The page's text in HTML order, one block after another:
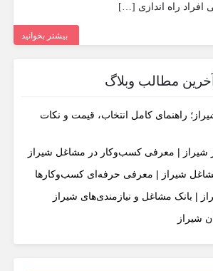
افراد راه اندازی […]
بیشتر بخوانید
مطالب وبلاگ
راهنمای کامل انتخاب، قیمت و نکات
شیراز | معرفی کسب‌وکار در مشاغل شیراز
شیراز | معرفی حرفه‌ای کسب‌وکارها
| بانک مشاغل و نیازمندی‌های شیراز
شیراز